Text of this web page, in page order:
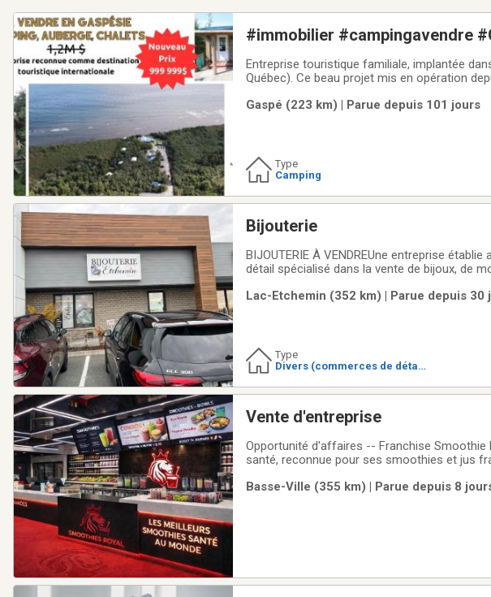
#immobilier #campingavendre
#business #deal
Entreprise touristique familiale, implantée
Québec). Ce beau projet mis en opération
d'un achalandage fiable
Gaspé (223 km) | Parue depuis 101 jours
Type
Camping
Bijouterie
BIJOUTERIE À VENDREUne entreprise
détail spécialisé dans la vente de bijoux, de
d'acquérir une entreprise bien
Lac-Etchemin (352 km) | Parue depuis 30
Type
Divers (commerces de détai
Vente d'entreprise
Opportunité d'affaires -- Franchise Smoothie Royal Franchise bien établie dans le secteur
santé, reconnue pour ses smoothies et jus
potentiel de croissance.
Basse-Ville (355 km) | Parue depuis 8